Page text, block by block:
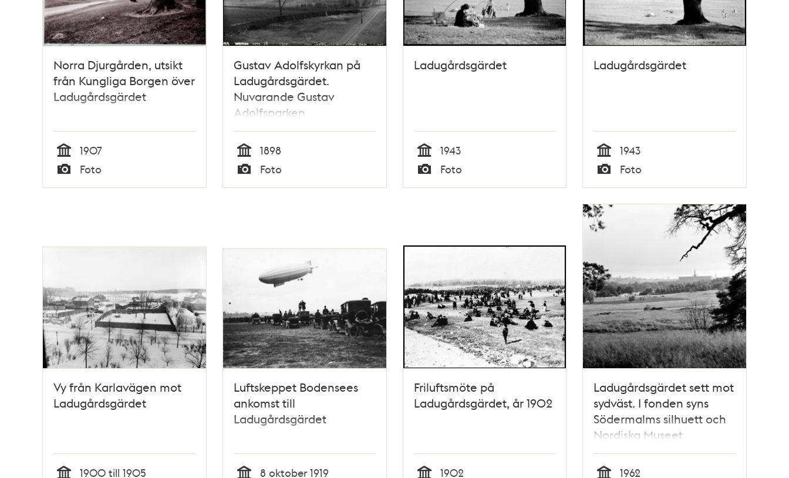
Norra Djurgården, utsikt
från Kungliga Borgen över
Ladugårdsgärdet
Tid
1907
Typ
Foto
Gustav Adolfskyrkan på
Ladugårdsgärdet.
Nuvarande Gustav
Adolfsparken
Tid
1898
Typ
Foto
Ladugårdsgärdet
Tid
1943
Typ
Foto
Ladugårdsgärdet
Tid
1943
Typ
Foto
Vy från Karlavägen mot
Ladugårdsgärdet
1900 till 1905
Luftskeppet Bodensees
ankomst till
Ladugårdsgärdet
8 oktober 1919
Friluftsmöte på
Ladugårdsgärdet, år 1902
1902
Ladugårdsgärdet sett mot
sydväst. I fonden syns
Södermalms silhuett och
Nordiska Museet
1962